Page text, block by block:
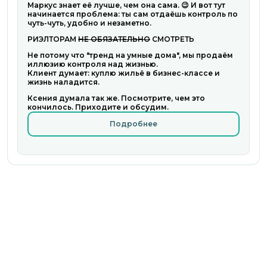
Маркус знает её лучше, чем она сама. 😉 И вот тут
начинается проблема: ты сам отдаёшь контроль по
чуть-чуть, удобно и незаметно.
РИЭЛТОРАМНЕ ОБЯЗАТЕЛЬНО СМОТРЕТЬ
Не потому что "тренд на умные дома", мы продаём
иллюзию контроля над жизнью.
Клиент думает: куплю жильё в бизнес-классе и
жизнь наладится.
Ксения думала так же. Посмотрите, чем это
кончилось. Приходите и обсудим.
Подробнее